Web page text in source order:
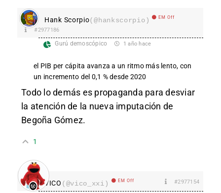
Hank Scorpio(@hankscorpio) EM Off
#2977186
Gurú demoscópico 1 año hace
el PIB per cápita avanza a un ritmo más lento, con
un incremento del 0,1 % desde 2020
Todo lo demás es propaganda para desviar
la atención de la nueva imputación de
Begoña Gómez.
1
VICO (@vico_xxi) EM Off #2977154